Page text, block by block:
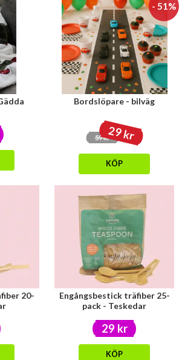
- 51%
Bordslöpare - bilväg
59 kr29 kr
KÖP
20-
Engångsbestick träfiber 25-
pack - Teskedar
29 kr
KÖP